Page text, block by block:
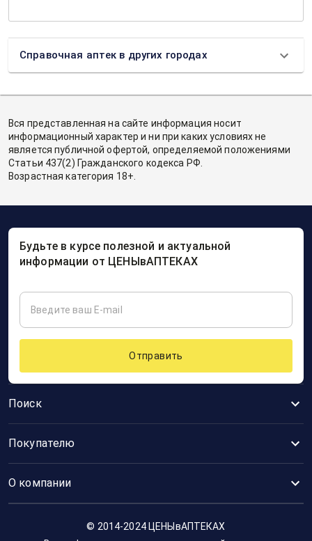
Справочная аптек в других городах
Вся представленная на сайте информация носит
информационный характер и ни при каких условиях не
является публичной офертой, определяемой положениями
Статьи 437(2) Гражданского кодекса РФ.
Возрастная категория 18+.
Поиск
Покупателю
О компании
Будьте в курсе полезной и актуальной
информации от ЦЕНЫвАПТЕКАХ
Отправить
© 2014-2024 ЦЕНЫвАПТЕКАХ